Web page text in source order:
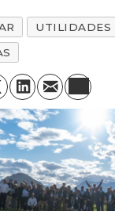
UTILIDADES